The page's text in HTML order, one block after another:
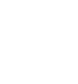
anonym.
verstehen, wie